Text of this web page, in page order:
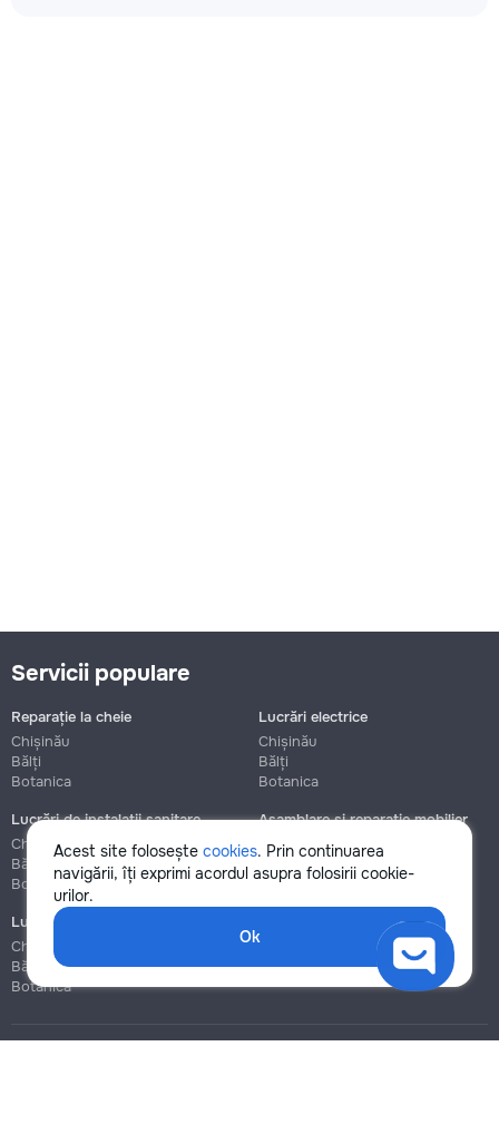
Acest site folosește cookies. Prin continuarea
navigării, îți exprimi acordul asupra folosirii cookie-
urilor.
Ok
Servicii populare
Reparație la cheie
Chișinău
Bălți
Botanica
Lucrări electrice
Chișinău
Bălți
Botanica
Lucrări de instalații sanitare
Chișinău
Bălți
Botanica
Asamblare și reparație mobilier
Chișinău
Botanica
Lucrări de construcție și instalare
Chișinău
Bălți
Botanica